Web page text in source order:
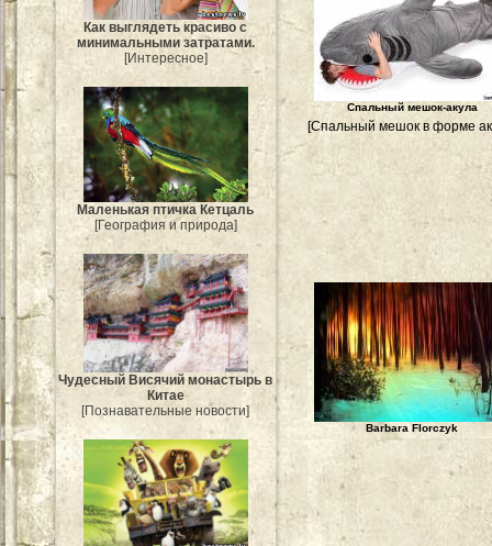
Как выглядеть красиво с
минимальными затратами.
[Интересное]
Маленькая птичка Кетцаль
[География и природа]
Чудесный Висячий монастырь в
Китае
[Познавательные новости]
Спальный мешок-акула
[Спальный мешок в форме
Barbara Florczyk